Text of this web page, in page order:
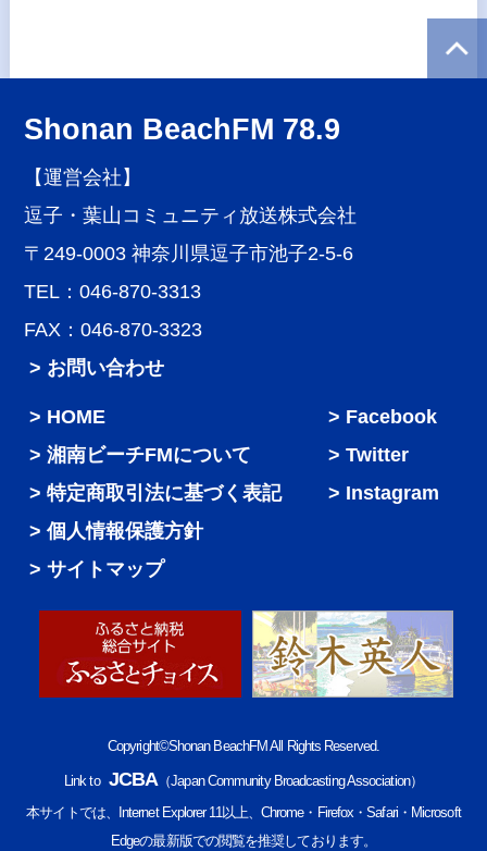
Shonan BeachFM 78.9
【運営会社】
逗子・葉山コミュニティ放送株式会社
〒249-0003 神奈川県逗子市池子2-5-6
TEL：046-870-3313
FAX：046-870-3323
> お問い合わせ
HOME
湘南ビーチFMについて
特定商取引法に基づく表記
個人情報保護方針
サイトマップ
Facebook
Twitter
Instagram
Copyright©Shonan BeachFM All Rights Reserved.
Link to JCBA （Japan Community Broadcasting Association）
本サイトでは、Internet Explorer 11以上、Chrome・Firefox・Safari・Microsoft
Edgeの最新版での閲覧を推奨しております。